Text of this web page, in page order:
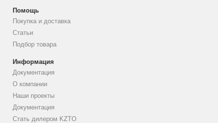
Помощь
Покупка и доставка
Статьи
Подбор товара
Информация
Документация
О компании
Наши проекты
Документация
Стать дилером KZTO